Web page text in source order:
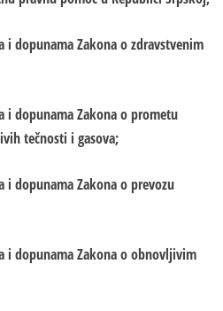
i dopunama Zakona o zdravstvenim
i dopunama Zakona o prometu
tečnosti i gasova;
i dopunama Zakona o prevozu
i dopunama Zakona o obnovljivim